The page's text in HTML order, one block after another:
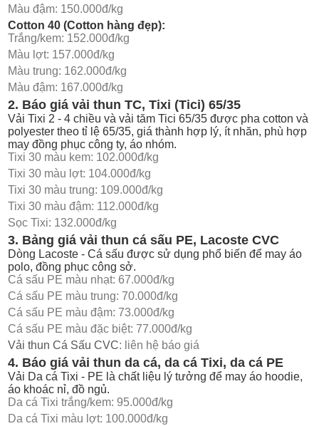
Màu đậm: 150.000đ/kg
Cotton 40 (Cotton hàng đẹp):
Trắng/kem: 152.000đ/kg
Màu lợt: 157.000đ/kg
Màu trung: 162.000đ/kg
Màu đậm: 167.000đ/kg
2. Báo giá vải thun TC, Tixi (Tici) 65/35
VảiTixi 2 - 4 chiều vàvải tăm Tici 65/35 được pha cotton và
polyester theo tỉ lệ 65/35, giá thành hợp lý, ít nhăn, phù hợp
may đồng phục công ty, áo nhóm.
Tixi 30 màu kem: 102.000đ/kg
Tixi 30 màu lợt: 104.000đ/kg
Tixi 30 màu trung: 109.000đ/kg
Tixi 30 màu đậm: 112.000đ/kg
Sọc Tixi: 132.000đ/kg
3. Bảng giá vải thun cá sấu PE, Lacoste CVC
Dòng Lacoste - Cá sấu được sử dụng phổ biến để may áo
polo, đồng phục công sở.
Cá sấu PE màu nhạt: 67.000đ/kg
Cá sấu PE màu trung: 70.000đ/kg
Cá sấu PE màu đậm: 73.000đ/kg
Cá sấu PE màu đặc biệt: 77.000đ/kg
Vải thun Cá Sấu CVC: liên hệ báo giá
4. Báo giá vải thun da cá, da cá Tixi, da cá PE
Vải Da cá Tixi - PE là chất liệu lý tưởng để may áo hoodie,
áo khoác nỉ, đồ ngủ.
Da cá Tixi trắng/kem: 95.000đ/kg
Da cá Tixi màu lợt: 100.000đ/kg